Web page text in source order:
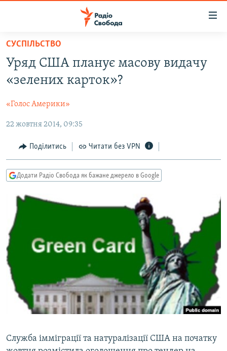
Перейти
основного
матеріалу
до
навігації
Перейти
пошуку
ВСЕ ЗА ДОБУ
ПОЛІТИКА
ЕКОНОМІКА
СУСПІЛЬСТВО
СПОРТ
УКРАЇНА
ВІЙНА
РОСІЙСЬКА «ФІЛЬТРАЦІЯ»
ДОНБАС.РЕАЛІЇ
КРИМ.РЕАЛІЇ
ТИ ЯК?
СХЕМИ
КИТАЙ.ВИКЛИКИ
МУЛЬТИМЕДІА
СПЕЦПРОЄКТИ
ПОДКАСТИ
СУСПІЛЬСТВО
Уряд США планує масову видачу
«зелених карток»?
«Голос Америки»
22 жовтня 2014, 09:35
Поділитись Читати без VPN
Додати Радіо Свобода як бажане джерело в Google
Cлужба імміграції та натуралізації США на початку